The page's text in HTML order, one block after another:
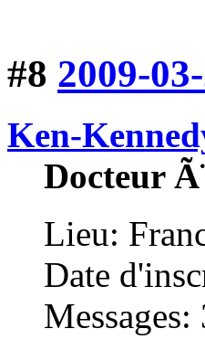
#8 2009-
Ken-
Docteur
Lieu:
Date
Messages: